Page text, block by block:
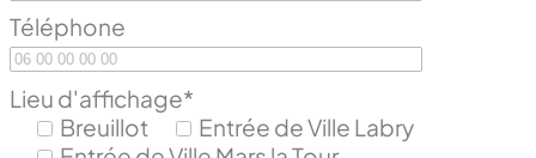
Téléphone
Lieu d'affichage*
Breuillot
Entrée de Ville Labry